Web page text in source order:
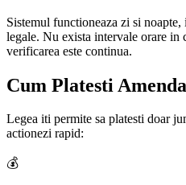
Sistemul functioneaza zi si
legale. Nu exista intervale orare
verificarea este continua.
Cum Platesti
Legea iti permite sa platesti doar
actionezi rapid:
💰